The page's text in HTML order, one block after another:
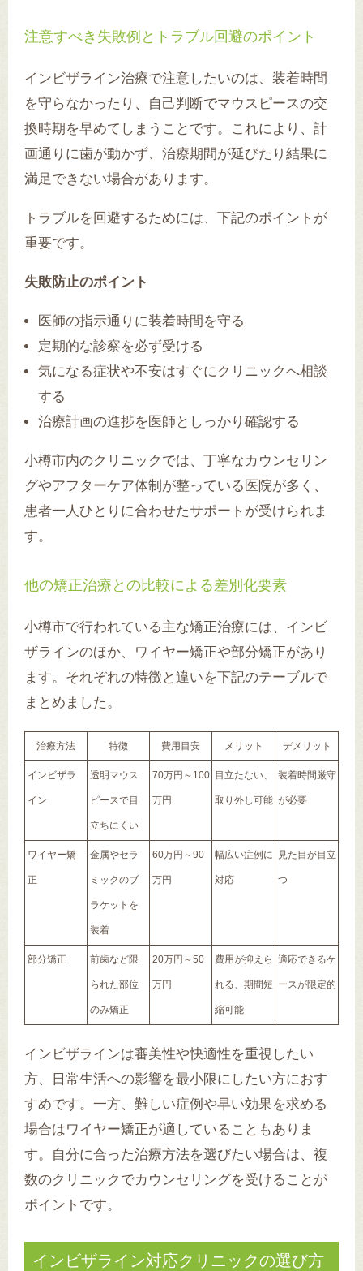
注意すべき失敗例とトラブル回避のポイント
インビザライン治療で注意したいのは、装着時間
を守らなかったり、自己判断でマウスピースの交
換時期を早めてしまうことです。これにより、計
画通りに歯が動かず、治療期間が延びたり結果に
満足できない場合があります。
トラブルを回避するためには、下記のポイントが
重要です。
失敗防止のポイント
医師の指示通りに装着時間を守る
定期的な診察を必ず受ける
気になる症状や不安はすぐにクリニックへ相談
する
治療計画の進捗を医師としっかり確認する
小樽市内のクリニックでは、丁寧なカウンセリン
グやアフターケア体制が整っている医院が多く、
患者一人ひとりに合わせたサポートが受けられま
す。
他の矯正治療との比較による差別化要素
小樽市で行われている主な矯正治療には、インビ
ザラインのほか、ワイヤー矯正や部分矯正があり
ます。それぞれの特徴と違いを下記のテーブルで
まとめました。
治療方法 特徴 費用目安 メリット デメリット
インビザラ
イン
透明マウス
ピースで目
立ちにくい
70万円～100
万円
目立たない、
取り外し可能
装着時間厳守
が必要
ワイヤー矯
正
金属やセラ
ミックのブ
ラケットを
装着
60万円～90
万円
幅広い症例に
対応
見た目が目立
つ
部分矯正 前歯など限
られた部位
のみ矯正
20万円～50
万円
費用が抑えら
れる、期間短
縮可能
適応できるケ
ースが限定的
インビザラインは審美性や快適性を重視したい
方、日常生活への影響を最小限にしたい方におす
すめです。一方、難しい症例や早い効果を求める
場合はワイヤー矯正が適していることもありま
す。自分に合った治療方法を選びたい場合は、複
数のクリニックでカウンセリングを受けることが
ポイントです。
インビザライン対応クリニックの選び方